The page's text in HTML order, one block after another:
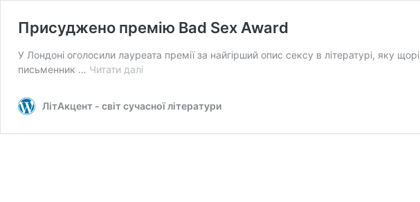
Присуджено премію Bad Sex Award
У Лондоні оголосили лауреата премії за найгірший опис сексу в літературі, яку
письменник … Читати даліПрисуджено
Sex
ЛітАкцент - світ сучасної літератури